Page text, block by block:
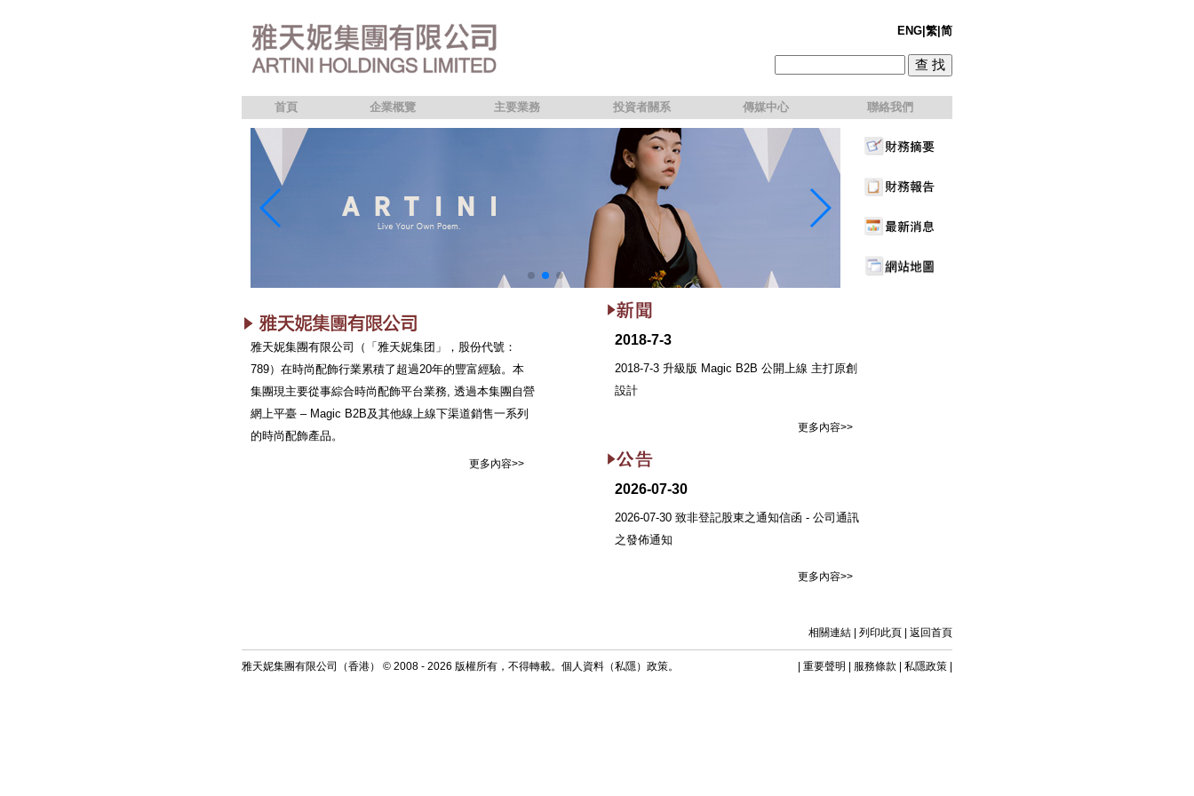
ENG 繁 简
首頁 企業概覽 主要業務 投資者關系 傳媒中心 聯絡我們
雅天妮集團有限公司（「雅天妮集团」，股份代號：
789）在時尚配飾行業累積了超過20年的豐富經驗。本
集團現主要從事綜合時尚配飾平台業務, 透過本集團自營
網上平臺 – Magic B2B及其他線上線下渠道銷售一系列
的時尚配飾產品。
更多內容>>
2018-7-3
2018-7-3 升級版 Magic B2B 公開上線 主打原創
設計
更多內容>>
2026-07-30
2026-07-30 致非登記股東之通知信函 - 公司通訊
之發佈通知
更多內容>>
相關連結 列印此頁 返回首頁
雅天妮集團有限公司（香港） © 2008 - 2026 版權所有，不得轉載。個人資料（私隱）政策。 重要聲明 服務條款 私隱政策